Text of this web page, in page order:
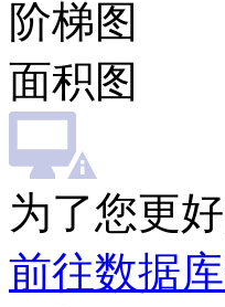
阶梯图
面积图
为了您更
前往数据